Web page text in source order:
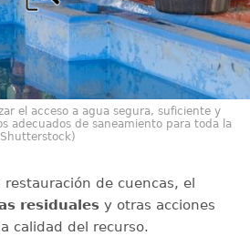
el acceso a agua segura, suficiente y
adecuados de saneamiento para toda la
de cuencas, el
residualesy otras acciones
calidad del recurso.